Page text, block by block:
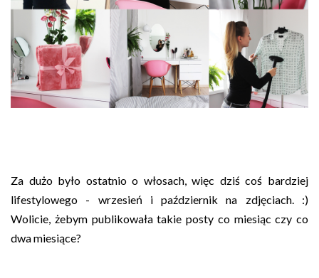
Za dużo było ostatnio o włosach, więc dziś coś bardziej
lifestylowego - wrzesień i październik na zdjęciach. :)
Wolicie, żebym publikowała takie posty co miesiąc czy co
dwa miesiące?